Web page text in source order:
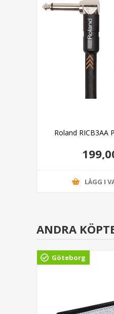
Roland RICB3AA
LÄGG I
ANDRA
Göteborg